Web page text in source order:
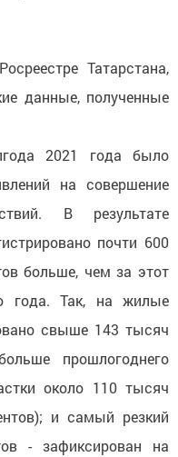
Татарстана,
данные, полученные
2021 года было
на совершение
В результате
почти 600
больше, чем за этот
года. Так, на жилые
свыше 143 тысяч
прошлогоднего
около 110 тысяч
и самый резкий
- зафиксирован на